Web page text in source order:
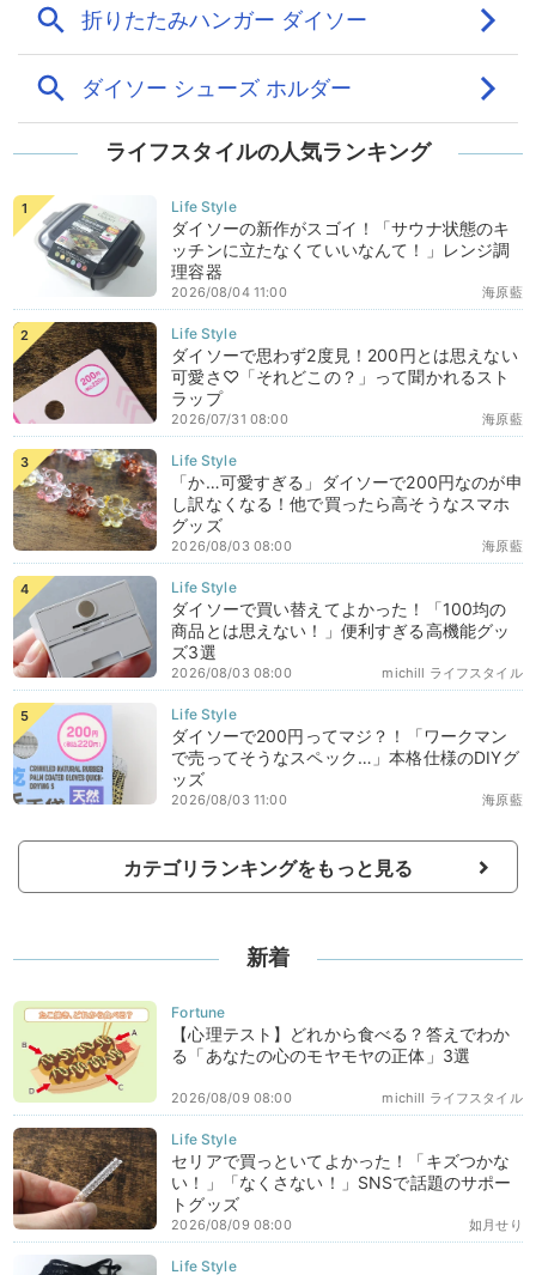
ライフスタイルの人気ランキング
ダイソーの新作がスゴイ！「サウナ状態のキ
ッチンに立たなくていいなんて！」レンジ調
理容器
海原藍
2026/08/04 11:00
ダイソーで思わず2度見！200円とは思えない
可愛さ♡「それどこの？」って聞かれるスト
ラップ
海原藍
2026/07/31 08:00
「か…可愛すぎる」ダイソーで200円なのが申
し訳なくなる！他で買ったら高そうなスマホ
グッズ
海原藍
2026/08/03 08:00
ダイソーで買い替えてよかった！「100均の
商品とは思えない！」便利すぎる高機能グッ
ズ3選
michill ライフスタイル
2026/08/03 08:00
ダイソーで200円ってマジ？！「ワークマン
で売ってそうなスペック…」本格仕様のDIYグ
ッズ
海原藍
2026/08/03 11:00
カテゴリランキングをもっと見る
新着
【心理テスト】どれから食べる？答えでわか
る「あなたの心のモヤモヤの正体」3選
michill ライフスタイル
2026/08/09 08:00
セリアで買っといてよかった！「キズつかな
い！」「なくさない！」SNSで話題のサポー
トグッズ
如月せり
2026/08/09 08:00